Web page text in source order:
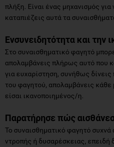
πλήξη. Είναι ένας μηχανισμός
καταπιέζεις αυτά τα
Ενσυνειδητότητα και την
Στο συναισθηματικό φαγητό
απολαμβάνεις πλήρως αυτό που
για ευχαρίστηση, συνήθως
του φαγητού, απολαμβάνεις κάθε
είσαι ικανοποιημένος/η.
Παρατήρησε πώς
Το συναισθηματικό φαγητό συχνά
ντροπής ή δυσαρέσκειας, επειδή